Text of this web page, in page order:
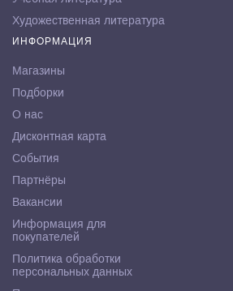
Художественная литература
ИНФОРМАЦИЯ
Магазины
Подборки
О нас
Дисконтная карта
События
Партнёры
Вакансии
Информация для
покупателей
Политика обработки
персональных данных